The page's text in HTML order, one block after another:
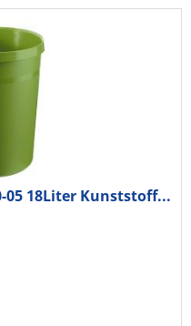
05 18Liter Kunststoff...